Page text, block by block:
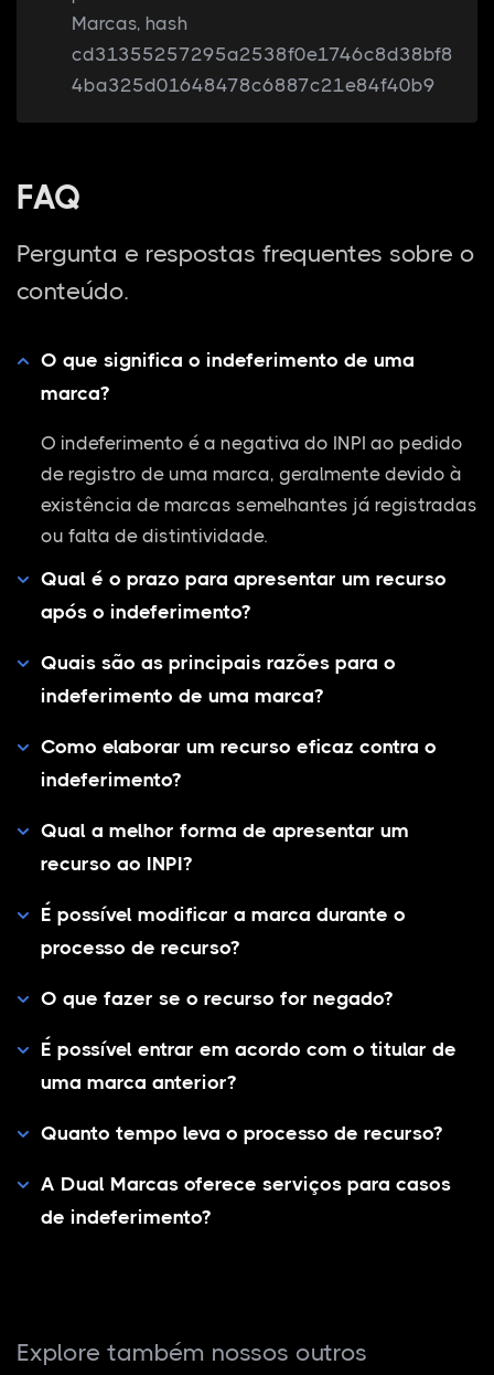
Marcas, hash
cd31355257295a2538f0e1746c8d38bf8
4ba325d01648478c6887c21e84f40b9
FAQ
Pergunta e respostas frequentes sobre o
conteúdo.
O que significa o indeferimento de uma
marca?
O indeferimento é a negativa do INPI ao pedido
de registro de uma marca, geralmente devido à
existência de marcas semelhantes já registradas
ou falta de distintividade.
Qual é o prazo para apresentar um recurso
após o indeferimento?
Quais são as principais razões para o
indeferimento de uma marca?
Como elaborar um recurso eficaz contra o
indeferimento?
Qual a melhor forma de apresentar um
recurso ao INPI?
É possível modificar a marca durante o
processo de recurso?
O que fazer se o recurso for negado?
É possível entrar em acordo com o titular de
uma marca anterior?
Quanto tempo leva o processo de recurso?
A Dual Marcas oferece serviços para casos
de indeferimento?
Explore também nossos outros